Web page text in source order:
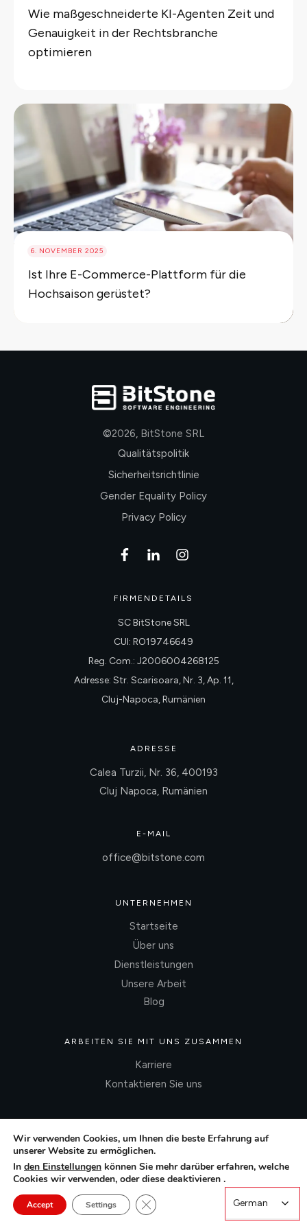
Wie maßgeschneiderte KI-Agenten Zeit und
Genauigkeit in der Rechtsbranche
optimieren
6. NOVEMBER 2025
Ist Ihre E-Commerce-Plattform für die
Hochsaison gerüstet?
©2026, BitStone SRL
Qualitätspolitik
Sicherheitsrichtlinie
Gender Equality Policy
Privacy Policy
FIRMENDETAILS
SC BitStone SRL
CUI: RO19746649
Reg. Com.: J2006004268125
Adresse: Str. Scarisoara, Nr. 3, Ap. 11,
Cluj-Napoca, Rumänien
ADRESSE
Calea Turzii, Nr. 36, 400193
Cluj Napoca, Rumänien
E-MAIL
office@bitstone.com
UNTERNEHMEN
Startseite
Über uns
Dienstleistungen
Unsere Arbeit
Blog
ARBEITEN SIE MIT UNS ZUSAMMEN
Karriere
Kontaktieren Sie uns
Wir verwenden Cookies, um Ihnen die beste Erfahrung auf
unserer Website zu ermöglichen.
In den Einstellungen können Sie mehr darüber erfahren, welche
Cookies wir verwenden, oder diese deaktivieren .
Accept Settings Close GDPR Cookie Banner
German
German